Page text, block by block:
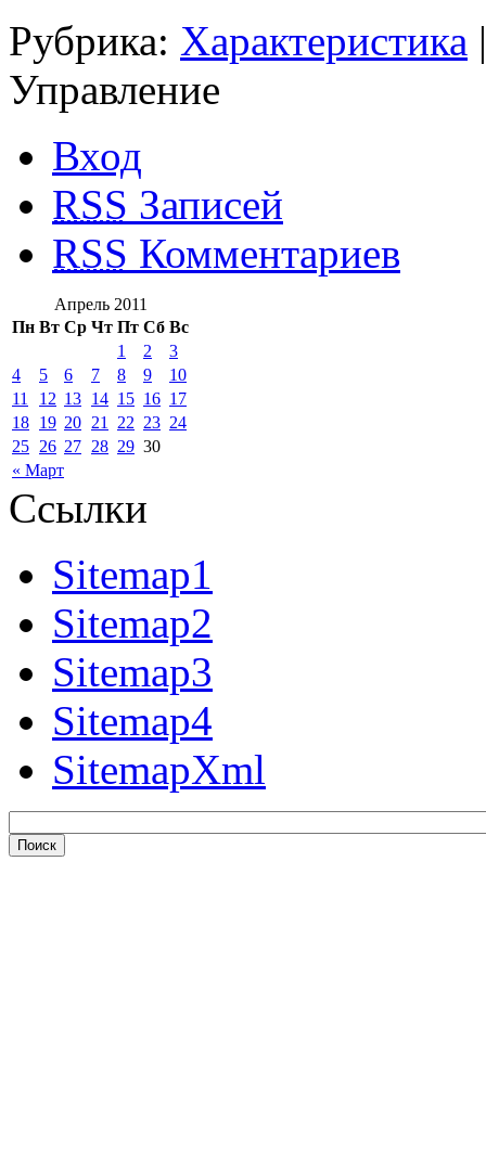
Рубрика: Характеристика
Управление
Вход
RSS Записей
RSS Комментариев
Апрель 2011
Пн Вт Ср Чт Пт Сб Вс
« Март
1 2
3
4
5 6 7 8 9
10
11
12 13 14 15 16 17
18 19 20 21 22 23 24
25 26 27 28 29 30
Ссылки
Sitemap1
Sitemap2
Sitemap3
Sitemap4
SitemapXml